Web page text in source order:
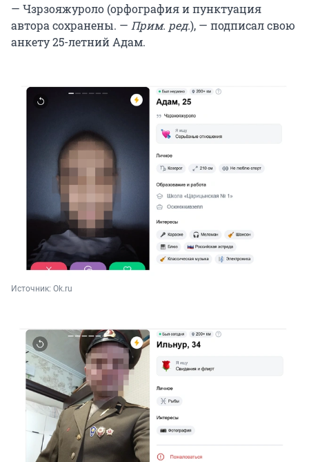
— Чзрзояжуроло (орфография и пунктуация
автора сохранены. — Прим. ред.), — подписал свою
анкету 25-летний Адам.
Источник: Ok.ru